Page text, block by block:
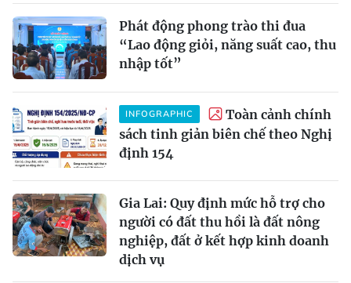
Phát động phong trào thi đua
“Lao động giỏi, năng suất cao, thu
nhập tốt”
INFOGRAPHIC
Toàn cảnh chính
sách tinh giản biên chế theo Nghị
định 154
Gia Lai: Quy định mức hỗ trợ cho
người có đất thu hồi là đất nông
nghiệp, đất ở kết hợp kinh doanh
dịch vụ